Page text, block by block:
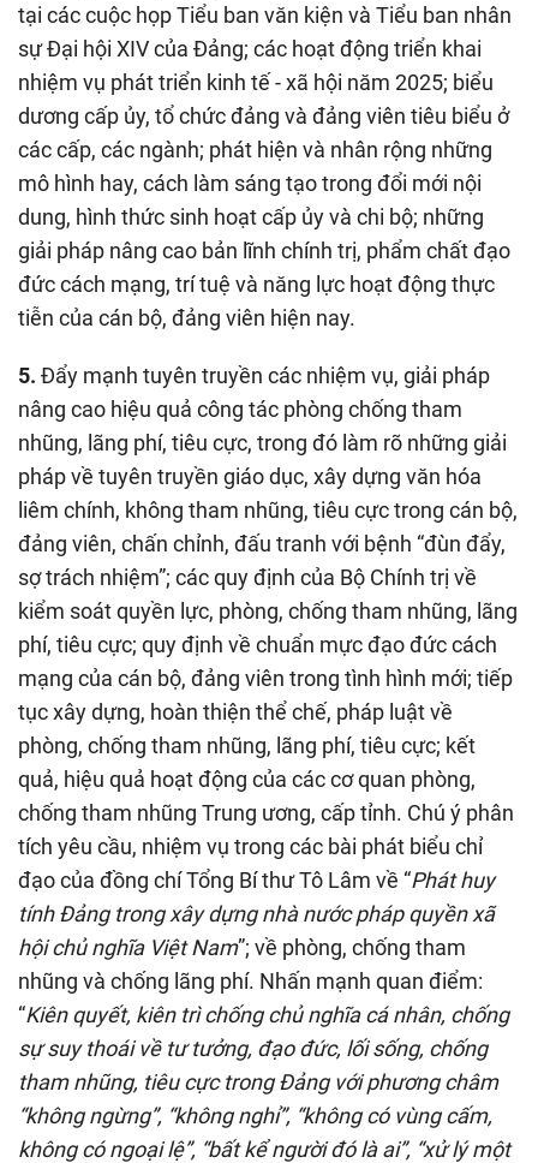
tại các cuộc họp Tiểu ban văn kiện và Tiểu ban nhân
sự Đại hội XIV của Đảng; các hoạt động triển khai
nhiệm vụ phát triển kinh tế - xã hội năm 2025; biểu
dương cấp ủy, tổ chức đảng và đảng viên tiêu biểu ở
các cấp, các ngành; phát hiện và nhân rộng những
mô hình hay, cách làm sáng tạo trong đổi mới nội
dung, hình thức sinh hoạt cấp ủy và chi bộ; những
giải pháp nâng cao bản lĩnh chính trị, phẩm chất đạo
đức cách mạng, trí tuệ và năng lực hoạt động thực
tiễn của cán bộ, đảng viên hiện nay.
5. Đẩy mạnh tuyên truyền các nhiệm vụ, giải pháp
nâng cao hiệu quả công tác phòng chống tham
nhũng, lãng phí, tiêu cực, trong đó làm rõ những giải
pháp về tuyên truyền giáo dục, xây dựng văn hóa
liêm chính, không tham nhũng, tiêu cực trong cán bộ,
đảng viên, chấn chỉnh, đấu tranh với bệnh “đùn đẩy,
sợ trách nhiệm”; các quy định của Bộ Chính trị về
kiểm soát quyền lực, phòng, chống tham nhũng, lãng
phí, tiêu cực; quy định về chuẩn mực đạo đức cách
mạng của cán bộ, đảng viên trong tình hình mới; tiếp
tục xây dựng, hoàn thiện thể chế, pháp luật về
phòng, chống tham nhũng, lãng phí, tiêu cực; kết
quả, hiệu quả hoạt động của các cơ quan phòng,
chống tham nhũng Trung ương, cấp tỉnh. Chú ý phân
tích yêu cầu, nhiệm vụ trong các bài phát biểu chỉ
đạo của đồng chí Tổng Bí thư Tô Lâm về “Phát huy
tính Đảng trong xây dựng nhà nước pháp quyền xã
hội chủ nghĩa Việt Nam”; về phòng, chống tham
nhũng và chống lãng phí. Nhấn mạnh quan điểm:
“Kiên quyết, kiên trì chống chủ nghĩa cá nhân, chống
sự suy thoái về tư tưởng, đạo đức, lối sống, chống
tham nhũng, tiêu cực trong Đảng với phương châm
“không ngừng”, “không nghỉ”, “không có vùng cấm,
không có ngoại lệ”, “bất kể người đó là ai”, “xử lý một